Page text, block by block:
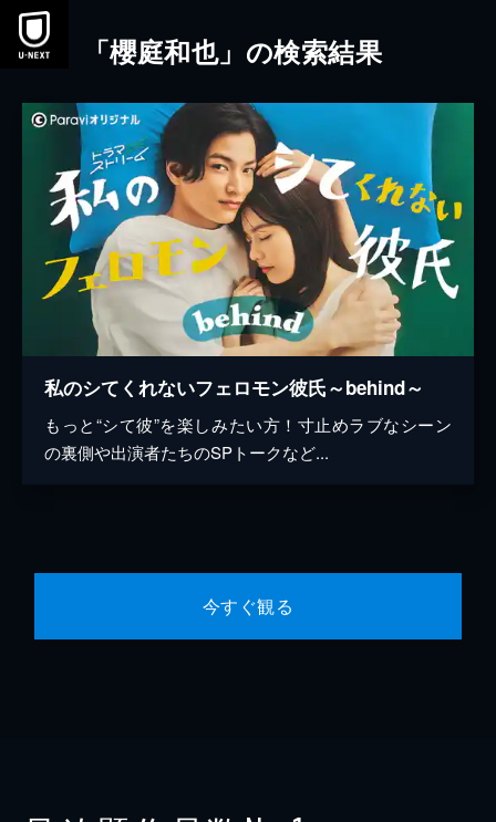
本文へスキップ
「櫻庭和也」の検索結果
私のシてくれないフェロモン彼氏～behind～
もっと“シて彼”を楽しみたい方！寸止めラブなシーン
の裏側や出演者たちのSPトークなど...
今すぐ観る